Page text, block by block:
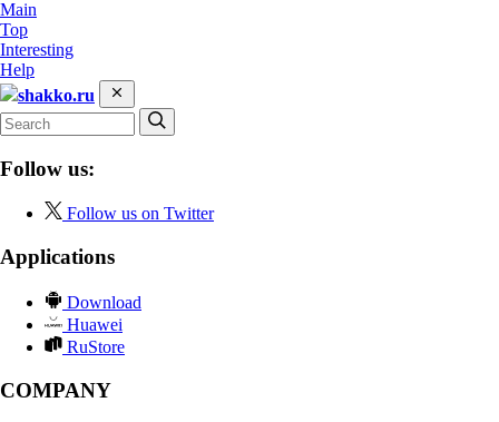
Main
Top
Interesting
Help
shakko.ru
Follow us:
Follow us on Twitter
Applications
Download
Huawei
RuStore
COMPANY